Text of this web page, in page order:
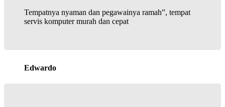
Tempatnya nyaman dan pegawainya ramah”, tempat
servis komputer murah dan cepat
Edwardo